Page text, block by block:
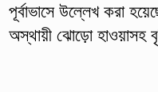
পূর্বাভাসে উল্লেখ করা
অস্থায়ী ঝোড়ো হাওয়াসহ